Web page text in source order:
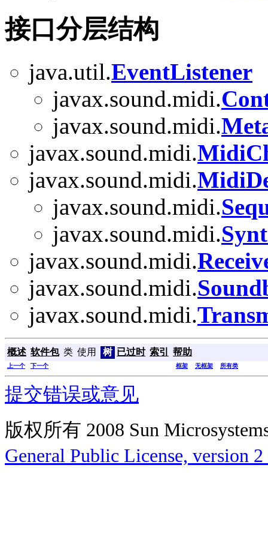
接口分层结构
java.util.EventListener
javax.sound.midi.
javax.sound.midi.
javax.sound.midi.
javax.sound.midi.
javax.sound.midi.
javax.sound.midi.
javax.sound.midi.
javax.sound.midi.
javax.sound.midi.
概述 软件包 类 使用 树 已过时 索引 帮助
上一个 下一个 框架 无框架 所有类
提交错误或意见
版权所有 2008 Sun
General Public License, version